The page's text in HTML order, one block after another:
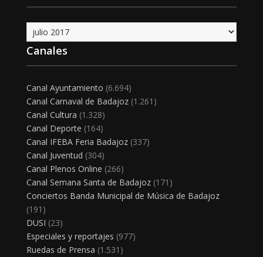
Archivo
Canales
Canal Ayuntamiento (6.694)
Canal Carnaval de Badajoz(1.261)
Canal Cultura (1.328)
Canal Deporte (164)
Canal IFEBA Feria Badajoz(337)
Canal Juventud (304)
Canal Plenos Online (266)
Canal Semana Santa de Badajoz(171)
Conciertos Banda Municipal de Música de Badajoz
(191)
DUSI (23)
Especiales y reportajes (977)
Ruedas de Prensa (1.531)